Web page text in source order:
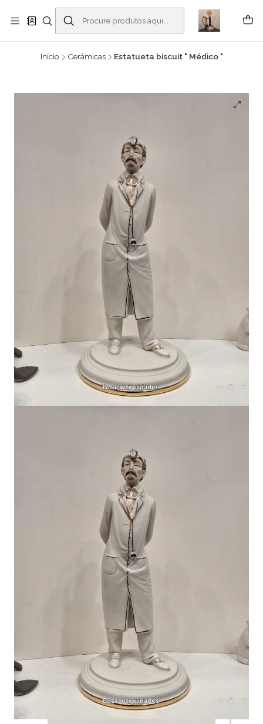
Buscantiguidades - Leilões. Colecionismo e antiguidades em Viana do
Castelo -
Ler mais
Início Cerâmicas Estatueta biscuit " Médico "